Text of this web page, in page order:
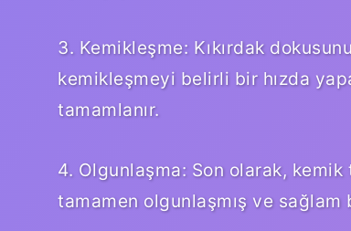
3. Kemikleşme: Kıkırdak
kemikleşmeyi belirli bir hızda
tamamlanır.
4. Olgunlaşma: Son olarak,
tamamen olgunlaşmış ve sağlam